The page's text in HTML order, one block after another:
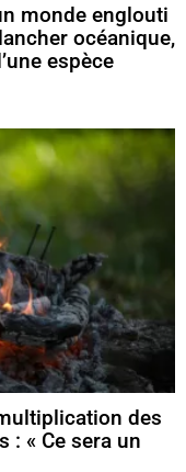
monde englouti
océanique,
espèce
des
: « Ce sera un